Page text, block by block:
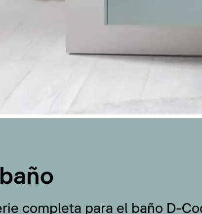
completa para el baño D-